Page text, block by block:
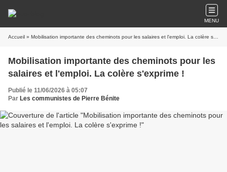
MENU
Accueil » Mobilisation importante des cheminots pour les salaires et l'emploi. La colère s'exprime !
Mobilisation importante des cheminots pour les
salaires et l'emploi. La colère s'exprime !
Publié le 11/06/2026 à 05:07
Par Les communistes de Pierre Bénite